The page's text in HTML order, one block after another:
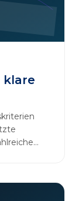
klare
zu
auf